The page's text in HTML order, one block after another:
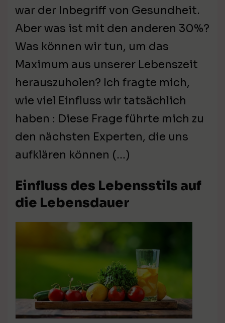
war der Inbegriff von Gesundheit.
Aber was ist mit den anderen 30%?
Was können wir tun, um das
Maximum aus unserer Lebenszeit
herauszuholen? Ich fragte mich,
wie viel Einfluss wir tatsächlich
haben : Diese Frage führte mich zu
den nächsten Experten, die uns
aufklären können (…)
Einfluss des Lebensstils auf
die Lebensdauer